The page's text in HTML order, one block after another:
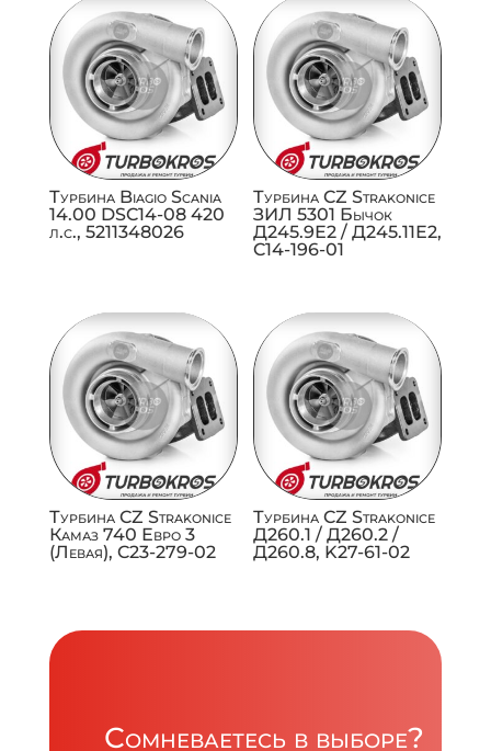
Турбина Biagio Scania
14.00 DSC14-08 420
л.с., 5211348026
Турбина CZ Strakonice
ЗИЛ 5301 Бычок
Д245.9Е2 / Д245.11Е2,
C14-196-01
Турбина CZ Strakonice
Камаз 740 Евро 3
(Левая), C23-279-02
Турбина CZ Strakonice
Д260.1 / Д260.2 /
Д260.8, K27-61-02
Сомневаетесь в выборе?